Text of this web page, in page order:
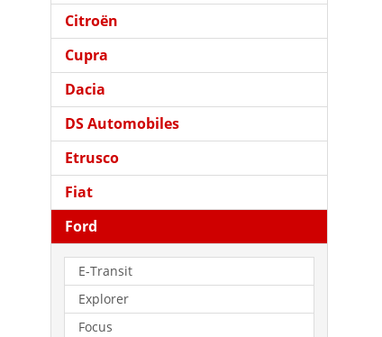
Citroën
Cupra
Dacia
DS Automobiles
Etrusco
Fiat
Ford
E-Transit
Explorer
Focus